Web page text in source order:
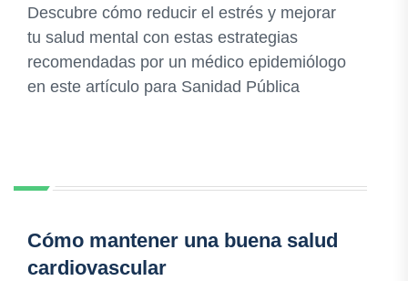
Descubre cómo reducir el estrés y mejorar
tu salud mental con estas estrategias
recomendadas por un médico epidemiólogo
en este artículo para Sanidad Pública
Cómo mantener una buena salud
cardiovascular